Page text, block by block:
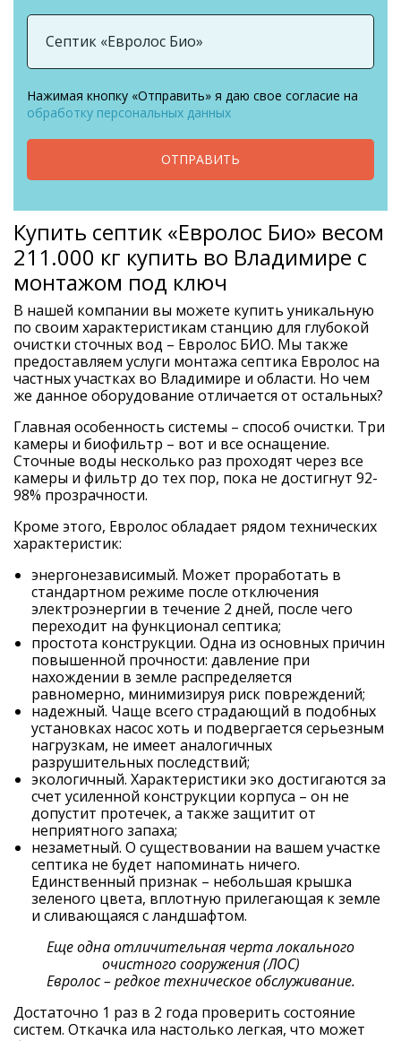
Нажимая кнопку «Отправить» я даю свое согласие на
обработку персональных данных
ОТПРАВИТЬ
Купить септик «Евролос Био» весом
211.000 кг купить во Владимире с
монтажом под ключ
В нашей компании вы можете купить уникальную
по своим характеристикам станцию для глубокой
очистки сточных вод – Евролос БИО. Мы также
предоставляем услуги монтажа септика Евролос на
частных участках во Владимире и области. Но чем
же данное оборудование отличается от остальных?
Главная особенность системы – способ очистки. Три
камеры и биофильтр – вот и все оснащение.
Сточные воды несколько раз проходят через все
камеры и фильтр до тех пор, пока не достигнут 92-
98% прозрачности.
Кроме этого, Евролос обладает рядом технических
характеристик:
энергонезависимый. Может проработать в
стандартном режиме после отключения
электроэнергии в течение 2 дней, после чего
переходит на функционал септика;
простота конструкции. Одна из основных причин
повышенной прочности: давление при
нахождении в земле распределяется
равномерно, минимизируя риск повреждений;
надежный. Чаще всего страдающий в подобных
установках насос хоть и подвергается серьезным
нагрузкам, не имеет аналогичных
разрушительных последствий;
экологичный. Характеристики эко достигаются за
счет усиленной конструкции корпуса – он не
допустит протечек, а также защитит от
неприятного запаха;
незаметный. О существовании на вашем участке
септика не будет напоминать ничего.
Единственный признак – небольшая крышка
зеленого цвета, вплотную прилегающая к земле
и сливающаяся с ландшафтом.
Еще одна отличительная черта локального
очистного сооружения (ЛОС)
Евролос – редкое техническое обслуживание.
Достаточно 1 раз в 2 года проверить состояние
систем. Откачка ила настолько легкая, что может